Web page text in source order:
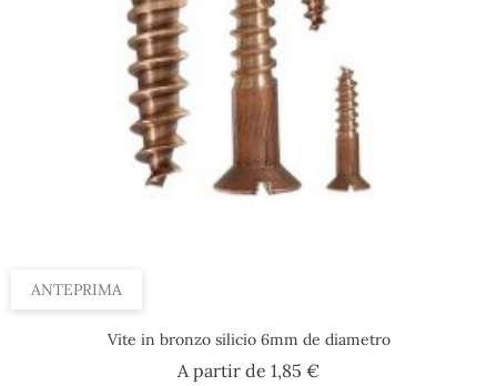
ANTEPRIMA
Vite in bronzo silicio 6mm de diametro
A partir de 1,85 €Prezzo